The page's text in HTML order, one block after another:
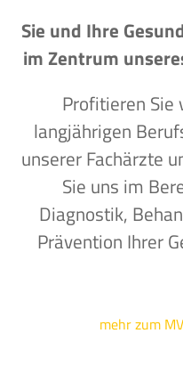
Sie und Ihre
im Zentrum
Profitieren Sie
langjährigen
unserer Fachärzte
Sie uns im
Diagnostik,
Prävention Ihrer
mehr zum